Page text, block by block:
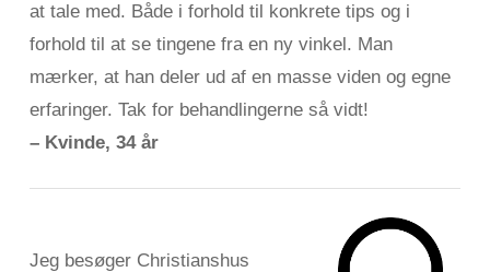
at tale med. Både i forhold til konkrete tips og i
forhold til at se tingene fra en ny vinkel. Man
mærker, at han deler ud af en masse viden og egne
erfaringer. Tak for behandlingerne så vidt!
– Kvinde, 34 år
Jeg besøger Christianshus